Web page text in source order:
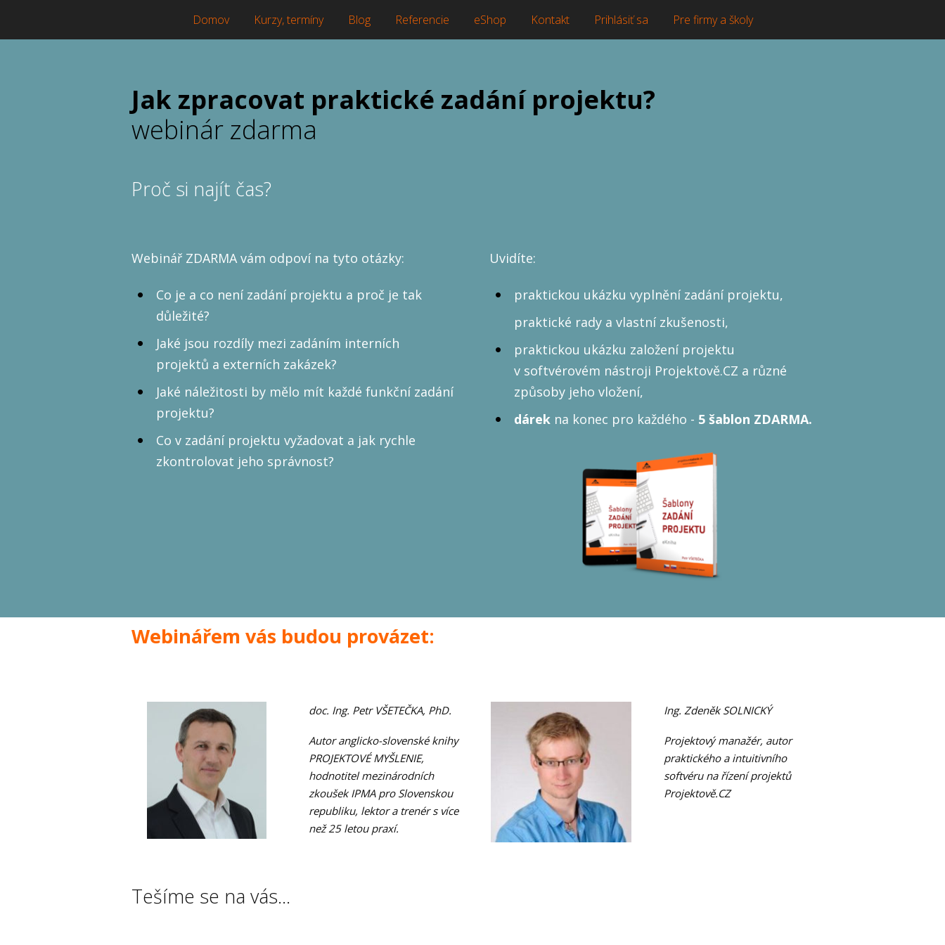
Domov Kurzy, termíny Blog Referencie eShop Kontakt Prihlásiť sa Pre firmy a školy
Jak zpracovat praktické zadání projektu?
webinár zdarma
Proč si najít čas?
Webinář ZDARMA vám odpoví na tyto otázky:
Co je a co není zadání projektu a proč je tak
důležité?
Jaké jsou rozdíly mezi zadáním interních
projektů a externích zakázek?
Jaké náležitosti by mělo mít každé funkční zadání
projektu?
Co v zadání projektu vyžadovat a jak rychle
zkontrolovat jeho správnost?
Uvidíte:
praktickou ukázku vyplnění zadání projektu,
praktické rady a vlastní zkušenosti,
praktickou ukázku založení projektu
v softvérovém nástroji Projektově.CZ a různé
způsoby jeho vložení,
dárek na konec pro každého - 5 šablon ZDARMA.
Webinářem vás budou provázet:
doc. Ing. Petr VŠETEČKA, PhD.
Autor anglicko-slovenské knihy
PROJEKTOVÉ MYŠLENIE,
hodnotitel mezinárodních
zkoušek IPMA pro Slovenskou
republiku, lektor a trenér s více
než 25 letou praxí.
Ing. Zdeněk SOLNICKÝ
Projektový manažér, autor
praktického a intuitivního
softvéru na řízení projektů
Projektově.CZ
Tešíme se na vás...